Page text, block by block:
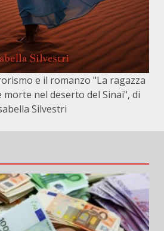
e il romanzo "La ragazza
nel deserto del Sinai", di
Silvestri